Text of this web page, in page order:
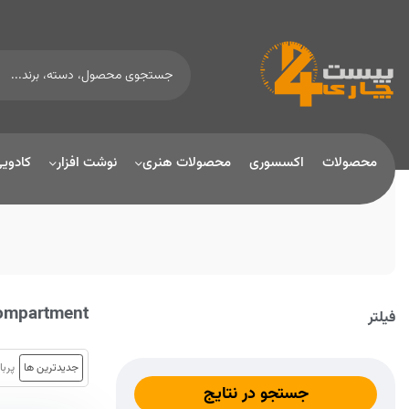
محصولات اکسسوری محصولات هنری نوشت افزار
فیلتر
جستجو در نتایج
جدیدترین ها